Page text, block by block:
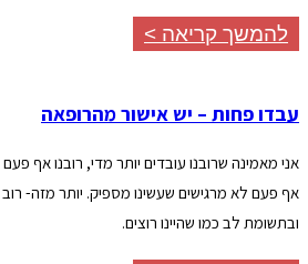
להמשך קריאה >
עבדו פחות – יש אישור מהרופאה
אני מאמינה שרובנו עובדים יותר מדי, רובנו אף
אף פעם לא מרגישים שעשינו מספיק. יותר מזה- רוב
ובתשומת לב כמו שהיינו רוצים.